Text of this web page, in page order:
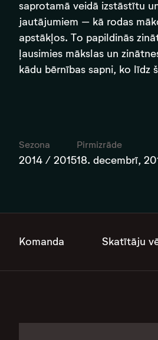
saprotamā veidā izstāstītu
jautājumiem – kā rodas
apstākļos. To papildinās
ļausimies mākslas un
kādu bērnības sapni, ko līdz
Sezona
2014 / 2015
Pirmizrāde
18. decembrī,
Komanda Skatītāju